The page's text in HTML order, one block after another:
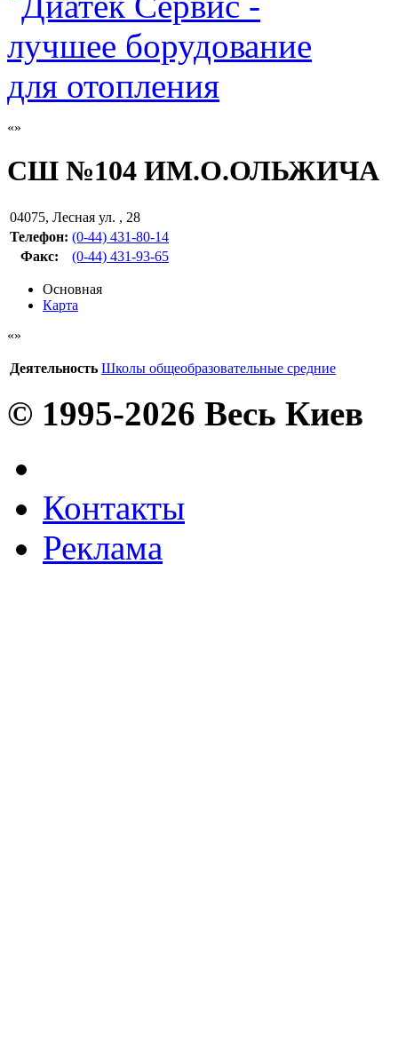
СШ №104 ИМ.О.ОЛЬЖИЧА
04075, Лесная ул. , 28
Телефон: (0-44) 431-80-14
Факс: (0-44) 431-93-65
Основная
Карта
Деятельность Школы общеобразовательные средние
© 1995-2026 Весь Киев
Контакты
Реклама